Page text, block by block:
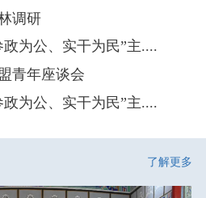
调研
为公、实干为民”主....
青年座谈会
为公、实干为民”主....
了解更多